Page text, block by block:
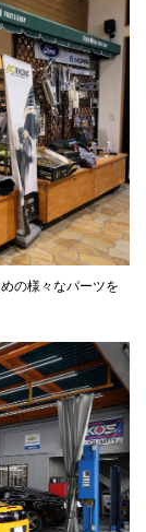
の様々なパーツを